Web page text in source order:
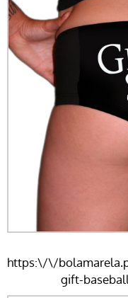
https:\/\/
gift-